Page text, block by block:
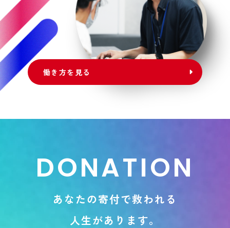
働き方を見る
DONATION
あ な たの寄付で救われ る
人生があ り ま す。